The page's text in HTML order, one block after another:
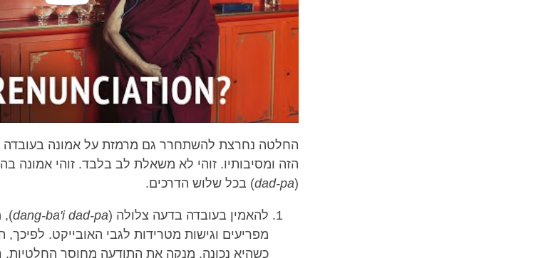
החלטה נחרצת להשתחרר גם מרמזת על אמונה
הזה ומסיבותיו. זוהי לא משאלת לב בלבד. זוהי אמונה
(
dad-pa) בכל שלוש הדרכים.
להאמין בעובדה בדעה צלולה (dang-ba'i dad-pa
),
מפריעים וגישות מטרידות לגבי האובייקט.
כשהיא נכונה, מנקָה את התודעה מחוסר החלטיות,